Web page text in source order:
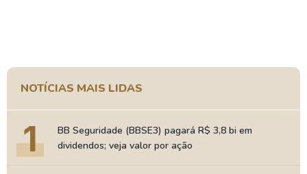
NOTÍCIAS MAIS LIDAS
1
BB Seguridade (BBSE3) pagará R$ 3,8 bi em
dividendos; veja valor por ação